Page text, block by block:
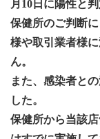
月10日に陽性と
保健所のご判断
様や取引業者様
ん。
また、感染者と
した。
保健所から当該